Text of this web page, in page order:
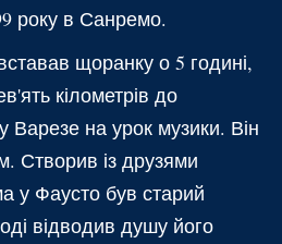
року в Санремо.
щоранку о 5 годині,
кілометрів до
Варезе на урок музики. Він
Створив із друзями
у Фаусто був старий
відводив душу його